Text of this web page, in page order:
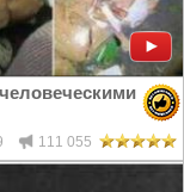
111 055